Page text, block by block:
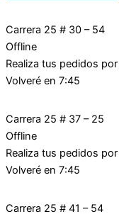
Carrera 25 # 30 – 54
Offline
Realiza tus pedidos
Volveré en 7:45
Carrera 25 # 37 – 25
Offline
Realiza tus pedidos
Volveré en 7:45
Carrera 25 # 41 – 54